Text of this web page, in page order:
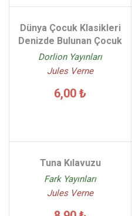
Dünya Çocuk Klasikleri
Denizde Bulunan Çocuk
Dorlion Yayınları
Jules Verne
6,00 ₺
Tuna Kılavuzu
Fark Yayınları
Jules Verne